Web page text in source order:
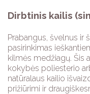
SAGOS
DOVANOS
Dirbtinis kailis
Prabangus, švelnus ir
pasirinkimas
kilmės medžiagų. Šis
kokybės poliesterio
natūralaus kailio
prižiūrimi ir